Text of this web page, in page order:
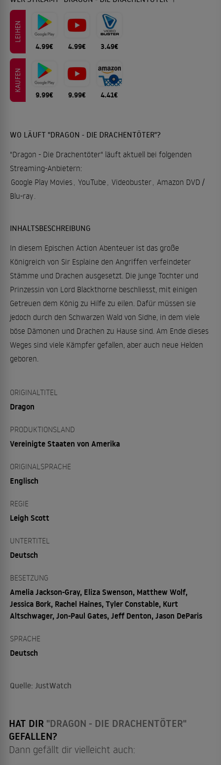
LEIHEN
4.99€ 4.99€ 3.49€
KAUFEN
9.99€ 9.99€ 4.41€
WO LÄUFT "DRAGON - DIE DRACHENTÖTER"?
"Dragon - Die Drachentöter" läuft aktuell bei folgenden
Streaming-Anbietern:
Google Play Movies, YouTube , Videobuster, Amazon DVD /
Blu-ray.
INHALTSBESCHREIBUNG
In diesem Epischen Action Abenteuer ist das große
Königreich von Sir Esplaine den Angriffen verfeindeter
Stämme und Drachen ausgesetzt. Die junge Tochter und
Prinzessin von Lord Blackthorne beschliesst, mit einigen
Getreuen dem König zu Hilfe zu eilen. Dafür müssen sie
jedoch durch den Schwarzen Wald von Sidhe, in dem viele
böse Dämonen und Drachen zu Hause sind. Am Ende dieses
Weges sind viele Kämpfer gefallen, aber auch neue Helden
geboren.
ORIGINALTITEL
Dragon
PRODUKTIONSLAND
Vereinigte Staaten von Amerika
ORIGINALSPRACHE
Englisch
REGIE
Leigh Scott
UNTERTITEL
Deutsch
BESETZUNG
Amelia Jackson-Gray, Eliza Swenson, Matthew Wolf,
Jessica Bork, Rachel Haines, Tyler Constable, Kurt
Altschwager, Jon-Paul Gates, Jeff Denton, Jason DeParis
SPRACHE
Deutsch
Quelle: JustWatch
HAT DIR "DRAGON - DIE DRACHENTÖTER"
GEFALLEN?
Dann gefällt dir vielleicht auch: